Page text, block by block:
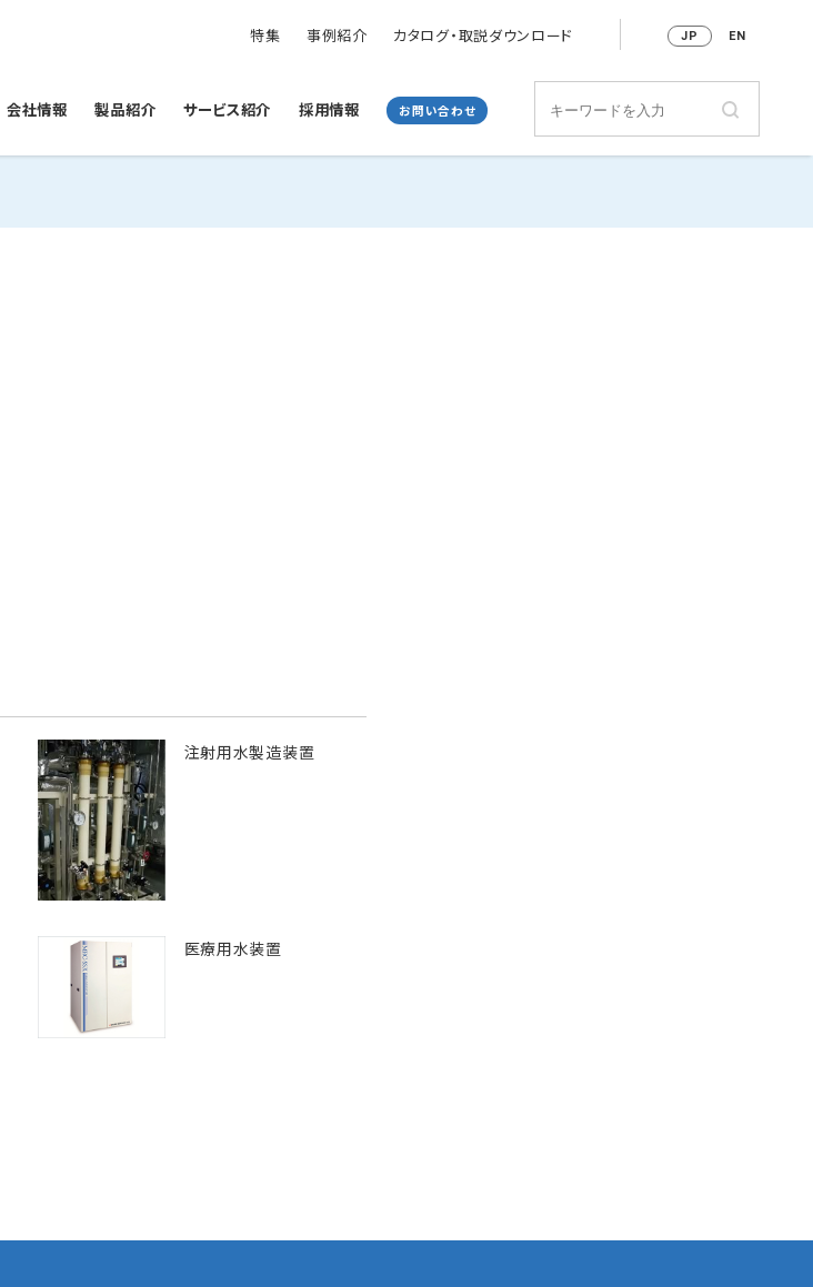
会社情報 製品紹介 サービス紹介 採用情報 お問い合わせ
特集 事例紹介 カタログ・取説ダウンロード JP EN
注射用水製造装置
医療用水装置